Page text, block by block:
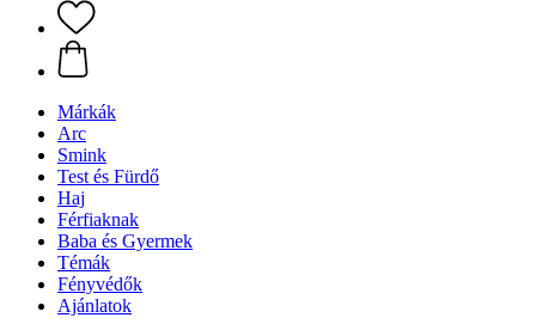
Márkák
Arc
Smink
Test és Fürdő
Haj
Férfiaknak
Baba és Gyermek
Témák
Fényvédők
Ajánlatok